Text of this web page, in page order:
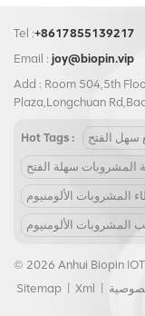
باستخدام علبتنا
المصنوعة من الألومنيوم
Tel :+8617855139217
Email : joy@biopin.vip
Add : Room 504,5th
Plaza,Longchuan
Hot Tags : سهل الفتح
المشروبات سهلة الفتح
المشروبات الألومنيوم
المشروبات الألومنيوم
© 2026 Anhui Biopin
Sitemap
Xml